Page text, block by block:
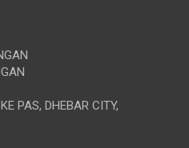
PAS, DHEBAR CITY,